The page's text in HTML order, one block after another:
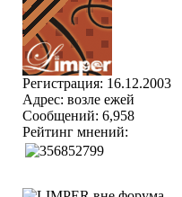
Регистрация: 16.12.2003
Адрес: возле ежей
Сообщений: 6,958
Рейтинг мнений: